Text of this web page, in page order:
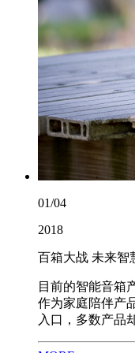
01/04
2018
百箱大战 未来智
目前的智能音箱
作为家庭陪伴产
入口，多数产品